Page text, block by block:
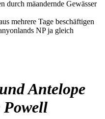
durch mäandernde Gewässer
mehrere Tage beschäftigen
NP ja gleich
Antelope
Powell